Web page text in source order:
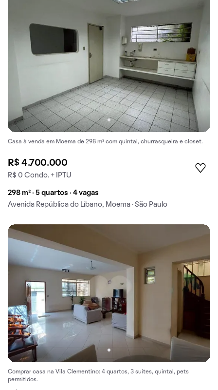
Casa à venda em Moema de 298 m² com quintal, churrasqueira e closet.
R$ 4.700.000
R$ 0 Condo. + IPTU
298 m² · 5 quartos · 4 vagas
Avenida República do Líbano, Moema · São Paulo
Comprar casa na Vila Clementino: 4 quartos, 3 suítes, quintal, pets
permitidos.